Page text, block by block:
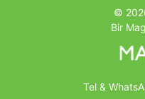
©
Bir
Tel &